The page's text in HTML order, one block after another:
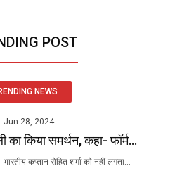
POST
NEWS
Jun 28, 2024
का किया समर्थन, कहा- फॉर्म...
कप्तान रोहित शर्मा को नहीं लगता...